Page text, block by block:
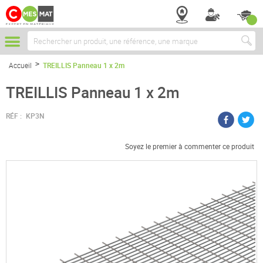
Chercher
Accueil TREILLIS Panneau 1 x 2m
TREILLIS Panneau 1 x 2m
RÉF : KP3N
Soyez le premier à commenter ce produit
Passer